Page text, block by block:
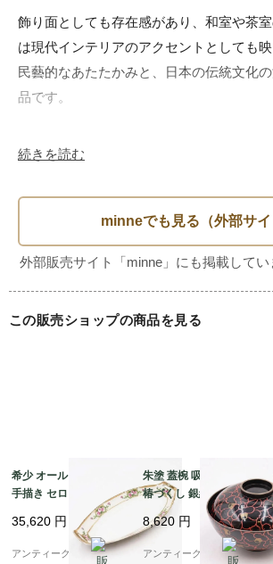
飾り面としても存在感があり、和室や茶
は現代インテリアのアクセントとしても映
民藝的なあたたかみと、日本の伝統文化
品です。
■サイズ（cm）
■ 推定制作年代（Era / Period）
明治時代中期から後期頃（1890-1910年頃
■状態（Condition）
★★★★☆
続きを読む
この販売ショップの商品を見る
希少 オールドノリタケ
手描き セロリ皿 変形皿
飾り皿 ピンク ローズ
花柄 NORITAKE アー
ルデコ 楕円 オーバル
35,620 円
アンティークブルーパロ
朱塗 蓋椀 吸物椀 花柄
椿づくし 銀縁 アンティ
ーク 漆器 和食器 おし
ゃれ レトロモダン シッ
ク
8,620 円
アンティークブルーパロ